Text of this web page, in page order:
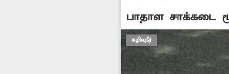
பாதாள சாக்கடை
கழிவுநீர்